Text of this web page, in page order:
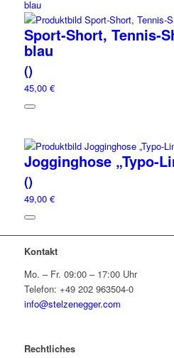
Sport-Short, Tennis-
blau
()
45,00 €
Jogginghose „Typo-
()
49,00 €
Kontakt
Mo. – Fr. 09:00 – 17:00 Uhr
Telefon: +49 202 963504-0
info@stelzenegger.com
Rechtliches